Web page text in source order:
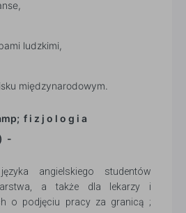
ludzkimi,
międzynarodowym.
f i z j o l o g i a
-
angielskiego studentów
a także dla lekarzy i
o podjęciu pracy za granicą ;